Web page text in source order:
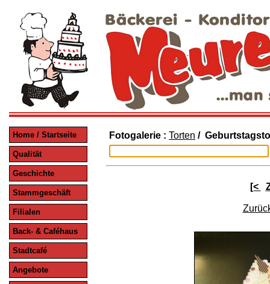
Home / Startseite
Qualität
Geschichte
Stammgeschäft
Filialen
Back- & Caféhaus
Stadtcafé
Angebote
Fotogalerie : Torten /
[<